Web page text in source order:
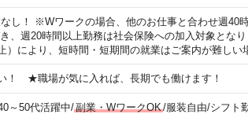
！ ※Wワークの場合、他のお仕事と合わせ週40
、週20時間以上勤務は社会保険への加入対象とな
）により、短時間・短期間の就業はご案内が難しい
！ ★職場が気に入れば、長期でも働けます！
～50代活躍中/副業・WワークOK/服装自由/シフト